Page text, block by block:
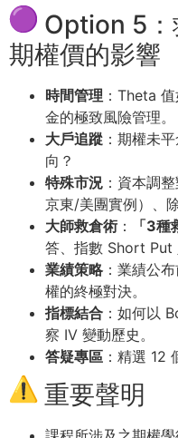
Option 5：
期權價的影響
時間管理 ：Theta
金的極致風險管理。
大戶追蹤 ：期權未
向？
特殊市況 ：資本調
京東/美團實例）、
大師救倉術 ： 「3種
答、指數 Short Put
業績策略：業績公
權的終極對決。
指標結合 ：如何以
察 IV 變動歷史。
答疑專區 ：精選 12
重要聲明